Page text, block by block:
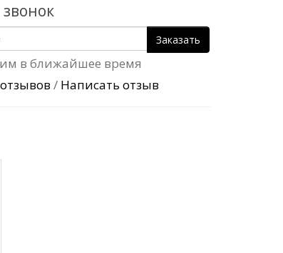
звонок
Заказать
в ближайшее время
/ Написать отзыв